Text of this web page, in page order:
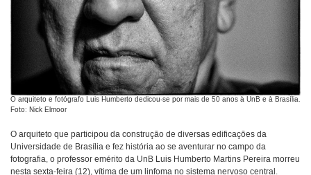
O arquiteto e fotógrafo Luis Humberto dedicou-se por mais de 50 anos à UnB e à Brasília.
Foto: Nick Elmoor
O arquiteto que participou da construção de diversas edificações da
Universidade de Brasília e fez história ao se aventurar no campo da
fotografia, o professor emérito da UnB Luis Humberto Martins Pereira morreu
nesta sexta-feira (12), vítima de um linfoma no sistema nervoso central.